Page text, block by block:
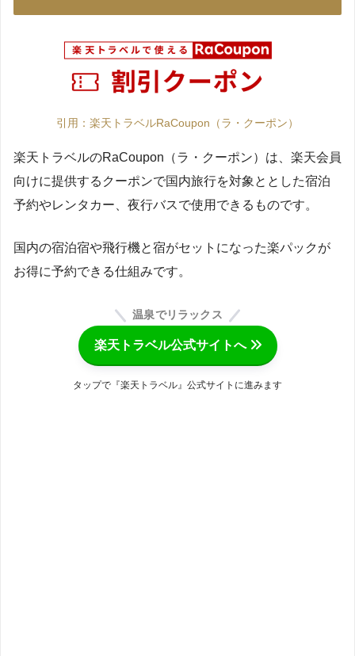
引用：楽天トラベルRaCoupon（ラ・クーポン）
楽天トラベルのRaCoupon（ラ・クーポン）は、楽天会員
向けに提供するクーポンで国内旅行を対象ととした宿泊
予約やレンタカー、夜行バスで使用できるものです。
国内の宿泊宿や飛行機と宿がセットになった楽パックが
お得に予約できる仕組みです。
温泉でリラックス
楽天トラベル公式サイトへ
タップで『楽天トラベル』公式サイトに進みます